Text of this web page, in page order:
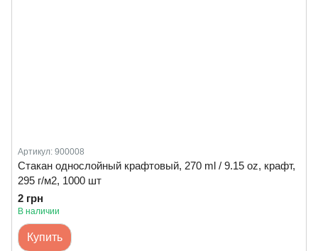
Артикул: 900008
Стакан однослойный крафтовый, 270 ml / 9.15 oz, крафт,
295 г/м2, 1000 шт
2 грн
В наличии
Купить